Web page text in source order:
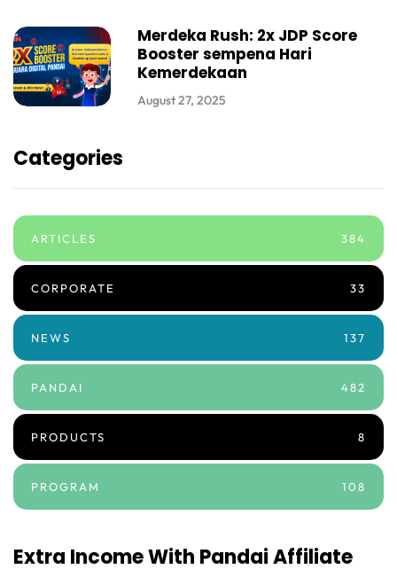
Merdeka Rush: 2x JDP Score
Booster sempena Hari
Kemerdekaan
August 27, 2025
Categories
ARTICLES 384
CORPORATE 33
NEWS 137
PANDAI 482
PRODUCTS 8
PROGRAM 108
Extra Income With Pandai Affiliate